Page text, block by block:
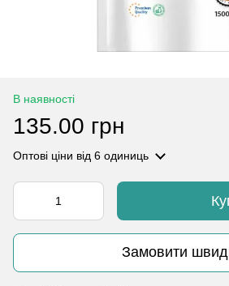
В наявності
135.00 грн
Оптові ціни від 6 одиниць
Замовити